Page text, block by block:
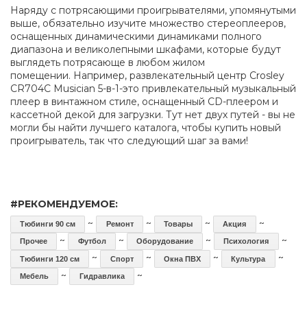
Наряду с потрясающими проигрывателями, упомянутыми
выше, обязательно изучите множество стереоплееров,
оснащенных динамическими динамиками полного
диапазона и великолепными шкафами, которые будут
выглядеть потрясающе в любом жилом
помещении. Например, развлекательный центр Crosley
CR704C Musician 5-в-1-это привлекательный музыкальный
плеер в винтажном стиле, оснащенный CD-плеером и
кассетной декой для загрузки. Тут нет двух путей - вы не
могли бы найти лучшего каталога, чтобы купить новый
проигрыватель, так что следующий шаг за вами!
#РЕКОМЕНДУЕМОЕ:
Тюбинги 90 см ~ Ремонт ~ Товары ~ Акция ~
Прочее ~ Футбол ~ Оборудование ~ Психология ~
Тюбинги 120 см ~ Спорт ~ Окна ПВХ ~ Культура ~
Мебель ~ Гидравлика ~